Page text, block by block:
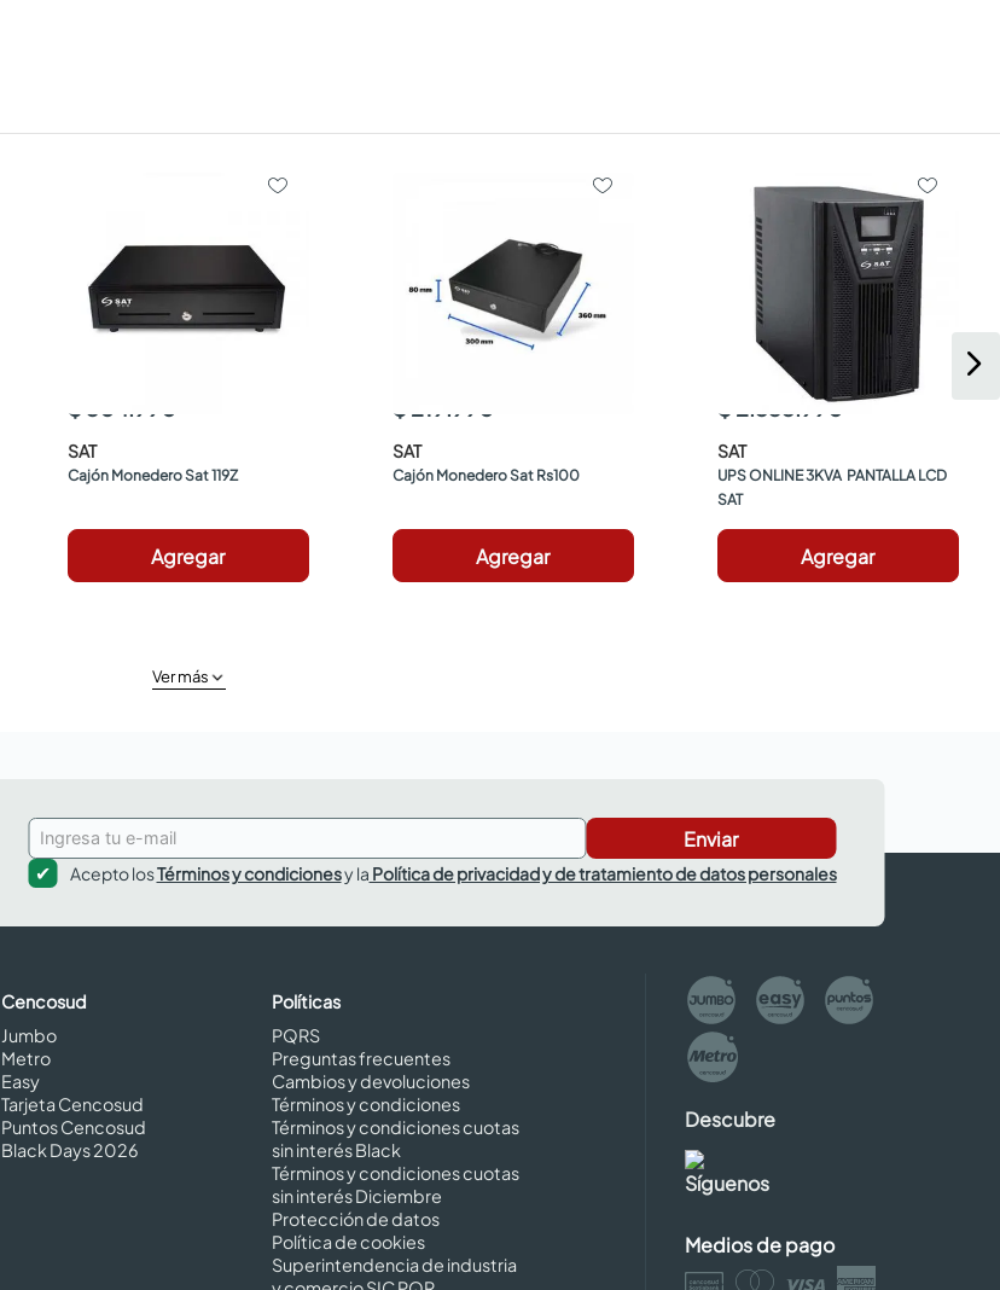
$ 304.990
SAT
Cajón Monedero Sat 119Z
Agregar
$ 219.990
SAT
Cajón Monedero Sat Rs100
Agregar
$ 2.535.990
SAT
UPS ONLINE 3KVA  PANTALLA LCD
SAT
Agregar
Ver más
Enviar
Acepto losTérminos y condicionesy la Política de privacidad y de tratamiento de datos personales
Cencosud
Jumbo
Metro
Easy
Tarjeta Cencosud
Puntos Cencosud
Black Days 2026
Políticas
PQRS
Preguntas frecuentes
Cambios y devoluciones
Términos y condiciones
Términos y condiciones cuotas
sin interés Black
Términos y condiciones cuotas
sin interés Diciembre
Protección de datos
Política de cookies
Superintendencia de industria
Descubre
Síguenos
Medios de pago